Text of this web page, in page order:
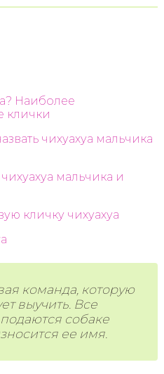
Наиболее
клички
чихуахуа мальчика
мальчика и
кличку чихуахуа
команда, которую
выучить. Все
собаке
ее имя.